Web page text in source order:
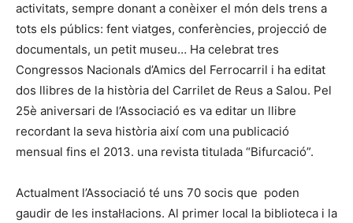
activitats, sempre donant a conèixer el món dels trens a
tots els públics: fent viatges, conferències, projecció de
documentals, un petit museu… Ha celebrat tres
Congressos Nacionals d’Amics del Ferrocarril i ha editat
dos llibres de la història del Carrilet de Reus a Salou. Pel
25è aniversari de l’Associació es va editar un llibre
recordant la seva història així com una publicació
mensual fins el 2013. una revista titulada “Bifurcació”.
Actualment l’Associació té uns 70 socis que poden
gaudir de les instal·lacions. Al primer local la biblioteca i la